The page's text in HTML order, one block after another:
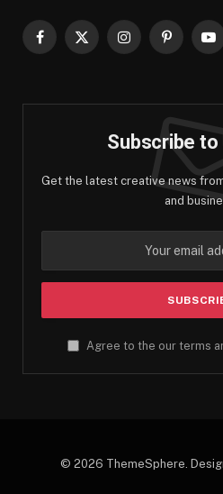
Facebook
X
InstagramPinterest
Subscribe to
Get the latest creative news
and
Agree to the our terms
© 2026 ThemeSphere.